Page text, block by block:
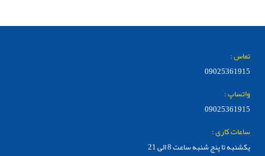
تماس :
09025361915
واتساپ :
09025361915
ساعات کاری :
یکشنبه تا پنج شنبه ساعت 8 الی 21